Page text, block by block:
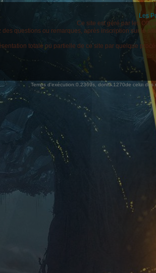
Les
Ce site est géré par les
des questions ou remarques, après inscription sur le
totale ou partielle de ce site par quelque
Temps d'exécution:0.2369s, dont0.1270de celui